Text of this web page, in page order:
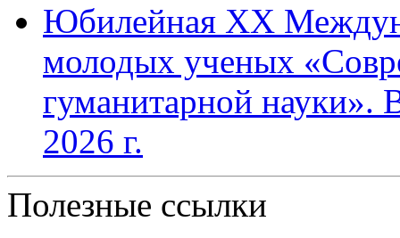
Юбилейная XХ
молодых ученых
гуманитарной науки».
2026 г.
Полезные ссылки